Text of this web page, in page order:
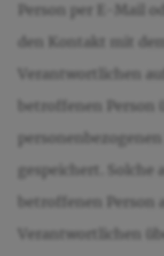
Person per E-Mail
den Kontakt mit
Verantwortlichen
betroffenen Person
gespeichert. Solche
betroffenen Person
Verantwortlichen